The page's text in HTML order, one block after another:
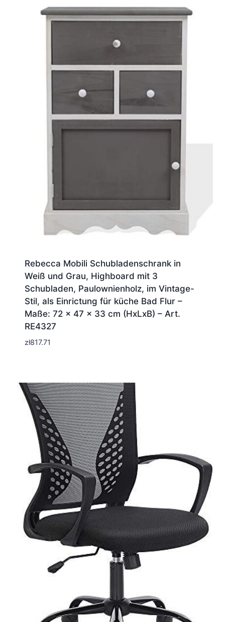
Rebecca Mobili Schubladenschrank in
Weiß und Grau, Highboard mit 3
Schubladen, Paulownienholz, im Vintage-
Stil, als Einrictung für küche Bad Flur –
Maße: 72 x 47 x 33 cm (HxLxB) – Art.
RE4327
zł817.71